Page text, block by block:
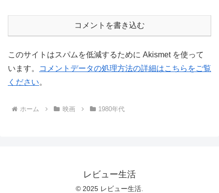
コメントを書き込む
このサイトはスパムを低減するために Akismet を使って
います。
コメントデータの処理方法の詳細はこちらをご覧
ください。
ホーム 映画 1980年代
レビュー生活
© 2025 レビュー生活.